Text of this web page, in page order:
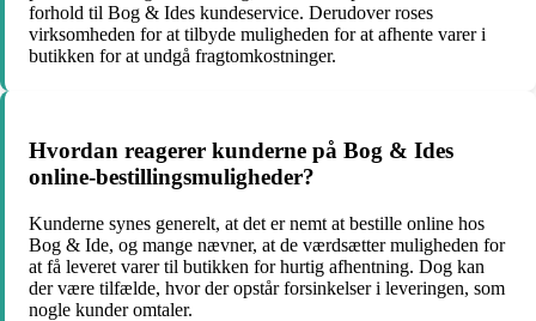
forhold til Bog & Ides kundeservice. Derudover roses
virksomheden for at tilbyde muligheden for at afhente varer i
butikken for at undgå fragtomkostninger.
Hvordan reagerer kunderne på Bog & Ides
online-bestillingsmuligheder?
Kunderne synes generelt, at det er nemt at bestille online hos
Bog & Ide, og mange nævner, at de værdsætter muligheden for
at få leveret varer til butikken for hurtig afhentning. Dog kan
der være tilfælde, hvor der opstår forsinkelser i leveringen, som
nogle kunder omtaler.